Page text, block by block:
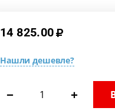
14 825.00
Нашли дешевле?
− +